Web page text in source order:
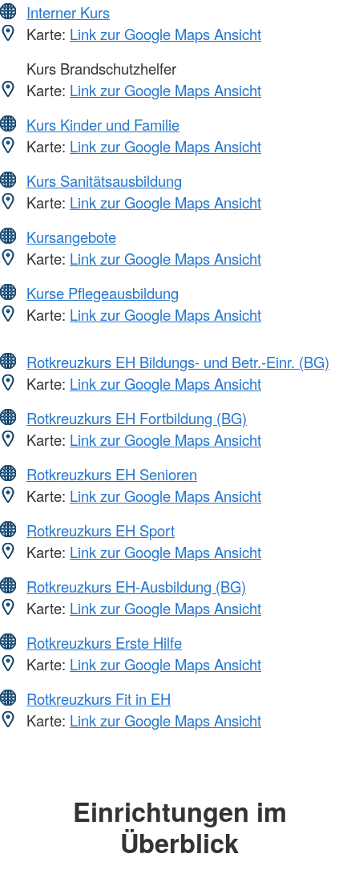
Interner Kurs
Karte: Link zur Google Maps Ansicht
Kurs Brandschutzhelfer
Karte: Link zur Google Maps Ansicht
Kurs Kinder und Familie
Karte: Link zur Google Maps Ansicht
Kurs Sanitätsausbildung
Karte: Link zur Google Maps Ansicht
Kursangebote
Karte: Link zur Google Maps Ansicht
Kurse Pflegeausbildung
Karte: Link zur Google Maps Ansicht
Rotkreuzkurs EH Bildungs- und Betr.-Einr. (BG)
Karte: Link zur Google Maps Ansicht
Rotkreuzkurs EH Fortbildung (BG)
Karte: Link zur Google Maps Ansicht
Rotkreuzkurs EH Senioren
Karte: Link zur Google Maps Ansicht
Rotkreuzkurs EH Sport
Karte: Link zur Google Maps Ansicht
Rotkreuzkurs EH-Ausbildung (BG)
Karte: Link zur Google Maps Ansicht
Rotkreuzkurs Erste Hilfe
Karte: Link zur Google Maps Ansicht
Rotkreuzkurs Fit in EH
Karte: Link zur Google Maps Ansicht
Einrichtungen im
Überblick